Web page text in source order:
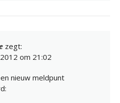
zegt:
om 21:02
nieuw meldpunt